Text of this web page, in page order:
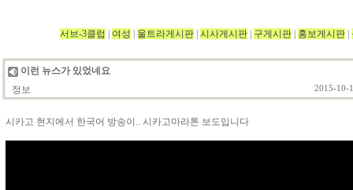
서브-3클럽 여성 울트라게시판 시사게시판 구게시판 홍보게시판
이런 뉴스가 있었네요
정보
2015-10-
시카고 현지에서 한국어 방송이.. 시카고마라톤 보도입니다